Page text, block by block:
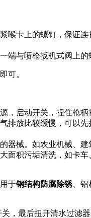
卡上的螺钉，保证
与喷枪扳机式阀上
可。
，启动开关，捏住枪
排放比较缓慢，可以
器械。如农业机械、建
积污垢清洗，如卡
于钢结构防腐除锈、铝
，最后扭开清水过滤器